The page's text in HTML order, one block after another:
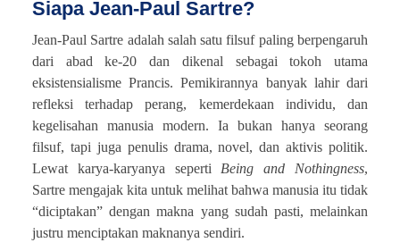
Siapa Jean-Paul Sartre?
Jean-Paul Sartre adalah salah satu filsuf paling berpengaruh
dari abad ke-20 dan dikenal sebagai tokoh utama
eksistensialisme Prancis. Pemikirannya banyak lahir dari
refleksi terhadap perang, kemerdekaan individu, dan
kegelisahan manusia modern. Ia bukan hanya seorang
filsuf, tapi juga penulis drama, novel, dan aktivis politik.
Lewat karya-karyanya seperti Being and Nothingness,
Sartre mengajak kita untuk melihat bahwa manusia itu tidak
“diciptakan” dengan makna yang sudah pasti, melainkan
justru menciptakan maknanya sendiri.